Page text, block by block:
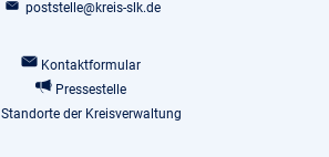
poststelle@kreis-slk.de
Kontaktformular
Pressestelle
Standorte der Kreisverwaltung